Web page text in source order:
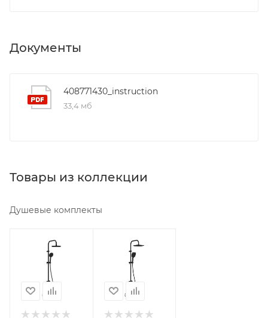
Документы
408771430_instruction
33,4 мб
Товары из коллекции
Душевые комплекты
Минимальная
25390.00
Реквизиты
Товар,
Минимальная
26190.00
Реквизиты
Душ,
Товар,